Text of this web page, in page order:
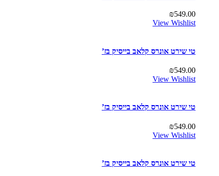
₪549.00
View Wishlist
טי שירט אונרס קלאב בייסיק בז’
₪549.00
View Wishlist
טי שירט אונרס קלאב בייסיק בז’
₪549.00
View Wishlist
טי שירט אונרס קלאב בייסיק בז’